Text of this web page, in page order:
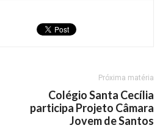
Próxima matéria
Colégio Santa Cecília
participa Projeto Câmara
Jovem de Santos